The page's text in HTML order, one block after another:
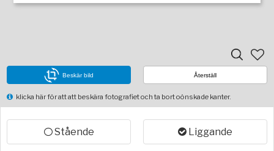
Beskär bild Återställ
klicka här för att att beskära fotografiet och ta bort oönskade kanter.
Stående Liggande